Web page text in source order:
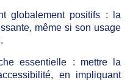
globalement positifs : la
même si son usage
essentielle : mettre la
en impliquant